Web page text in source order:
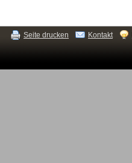
Seite drucken Kontakt